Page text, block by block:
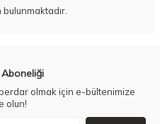
bulunmaktadır.
olmak için e-bültenimize
olun!